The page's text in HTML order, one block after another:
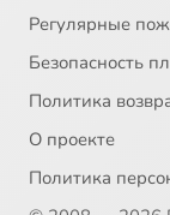
Регулярные
Безопасность
Политика
О проекте
Политика